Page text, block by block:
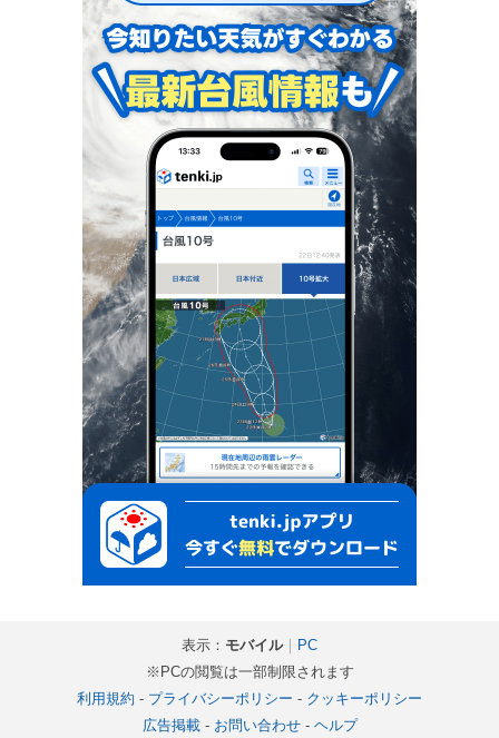
表示： モバイル｜ PC
※PCの閲覧は一部制限されます
利用規約 - プライバシーポリシー - クッキーポリシー
広告掲載- お問い合わせ- ヘルプ